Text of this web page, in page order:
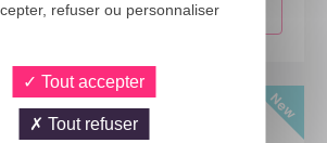
refuser ou personnaliser
Tout accepter
Tout refuser